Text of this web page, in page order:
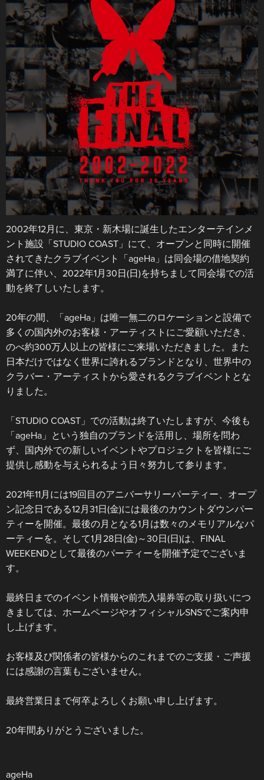
2002年12月に、東京・新木場に誕生したエンターテインメ
ント施設「STUDIO COAST」にて、オープンと同時に開催
されてきたクラブイベント「ageHa」は同会場の借地契約
満了に伴い、2022年1月30日(日)を持ちまして同会場での活
動を終了しいたします。
20年の間、「ageHa」は唯一無二のロケーションと設備で
多くの国内外のお客様・アーティストにご愛顧いただき、
のべ約300万人以上の皆様にご来場いただきました。また
日本だけではなく世界に誇れるブランドとなり、世界中の
クラバー・アーティストから愛されるクラブイベントとな
りました。
「STUDIO COAST」での活動は終了いたしますが、今後も
「ageHa」という独自のブランドを活用し、場所を問わ
ず、国内外での新しいイベントやプロジェクトを皆様にご
提供し感動を与えられるよう日々努力して参ります。
2021年11月には19回目のアニバーサリーパーティー、オープ
ン記念日である12月31日(金)には最後のカウントダウンパー
ティーを開催。最後の月となる1月は数々のメモリアルなパ
ーティーを。そして1月28日(金)～30日(日)は、FINAL
WEEKENDとして最後のパーティーを開催予定でございま
す。
最終日までのイベント情報や前売入場券等の取り扱いにつ
きましては、ホームページやオフィシャルSNSでご案内申
し上げます。
お客様及び関係者の皆様からのこれまでのご支援・ご声援
には感謝の言葉もございません。
最終営業日まで何卒よろしくお願い申し上げます。
20年間ありがとうございました。
ageHa